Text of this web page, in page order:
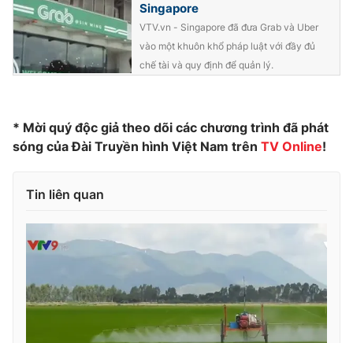
Photo Infographic
Video Shorts video
VTV Sức khoẻ Bất động sản
Thị trường 24h
VTV4
VTV9 VTV8
Liên hệ tòa soạn English
Singapore
VTV.vn - Singapore đã đưa Grab và Uber
vào một khuôn khổ pháp luật với đầy đủ
chế tài và quy định để quản lý.
* Mời quý độc giả theo dõi các chương trình đã phát
sóng của Đài Truyền hình Việt Nam trên TV Online!
Tin liên quan